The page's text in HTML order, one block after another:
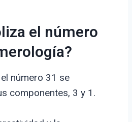
el número
número 31 se
componentes, 3 y 1.